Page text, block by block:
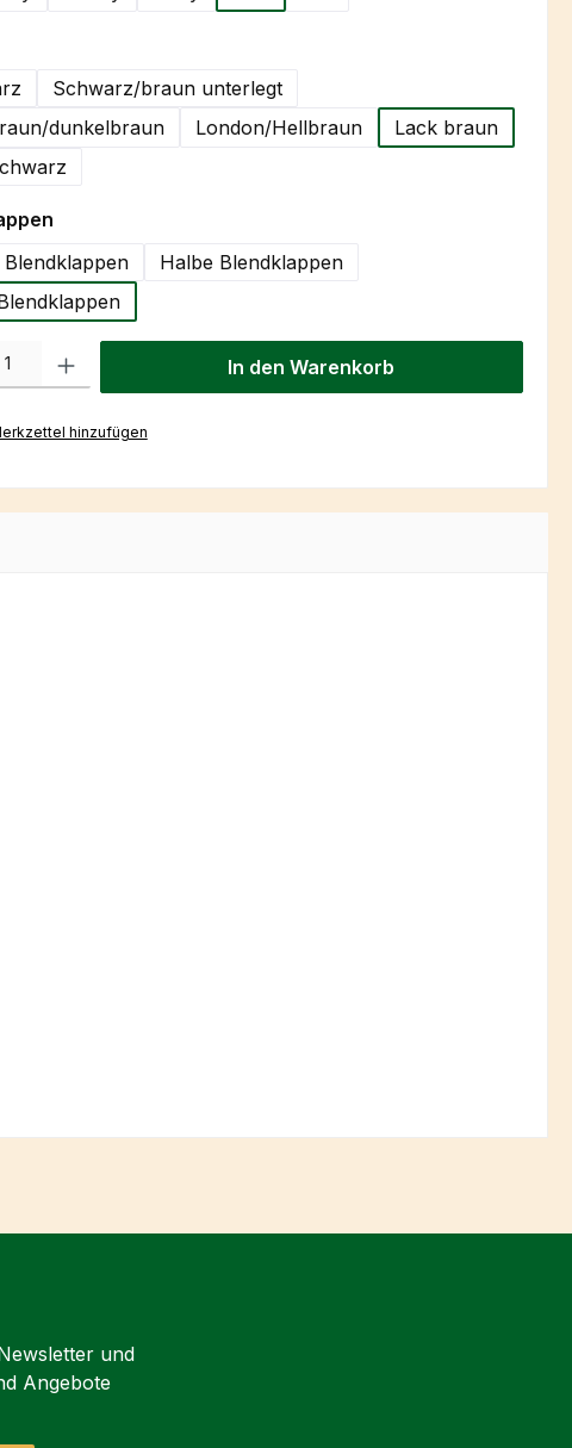
Schwarz/braun unterlegt
dunkelbraun
London/Hellbraun
Lack braun
auswählen
Blendklappen
Halbe Blendklappen
Gib den gewünschten Wert ein oder benutze die Schaltflächen
In den Warenkorb
hinzufügen
und
Angebote